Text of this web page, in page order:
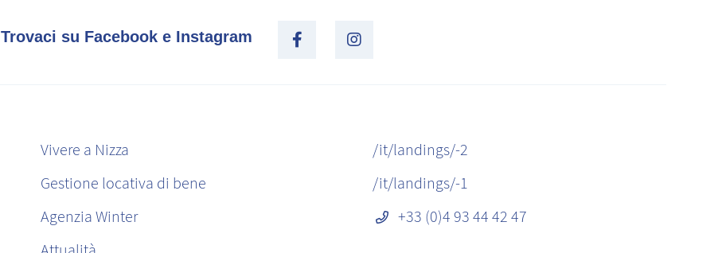
Trovaci su Facebook e Instagram
Vivere a Nizza
Gestione locativa di bene
Agenzia Winter
/it/landings/-2
/it/landings/-1
+33 (0)4 93 44 42 47